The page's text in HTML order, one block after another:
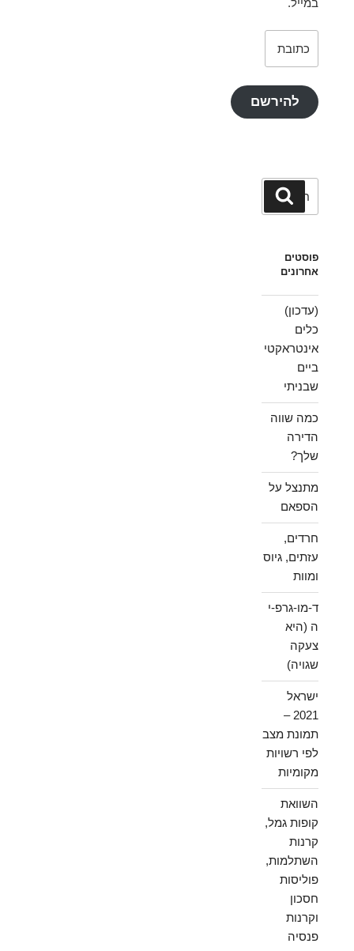
דואר
להירשם
חפש: חיפוש
פוסטים
אחרונים
(עדכון)
כלים
אינטראקטי
ביים
שבניתי
כמה שווה
הדירה
שלך?
מתנצל על
הספאם
חרדים,
עזתים, גיוס
ומוות
ד-מו-גרפ-י
ה (היא
צעקה
שגויה)
ישראל
2021 –
תמונת מצב
לפי רשויות
מקומיות
השוואת
קופות גמל,
קרנות
השתלמות,
פוליסות
חסכון
וקרנות
פנסיה